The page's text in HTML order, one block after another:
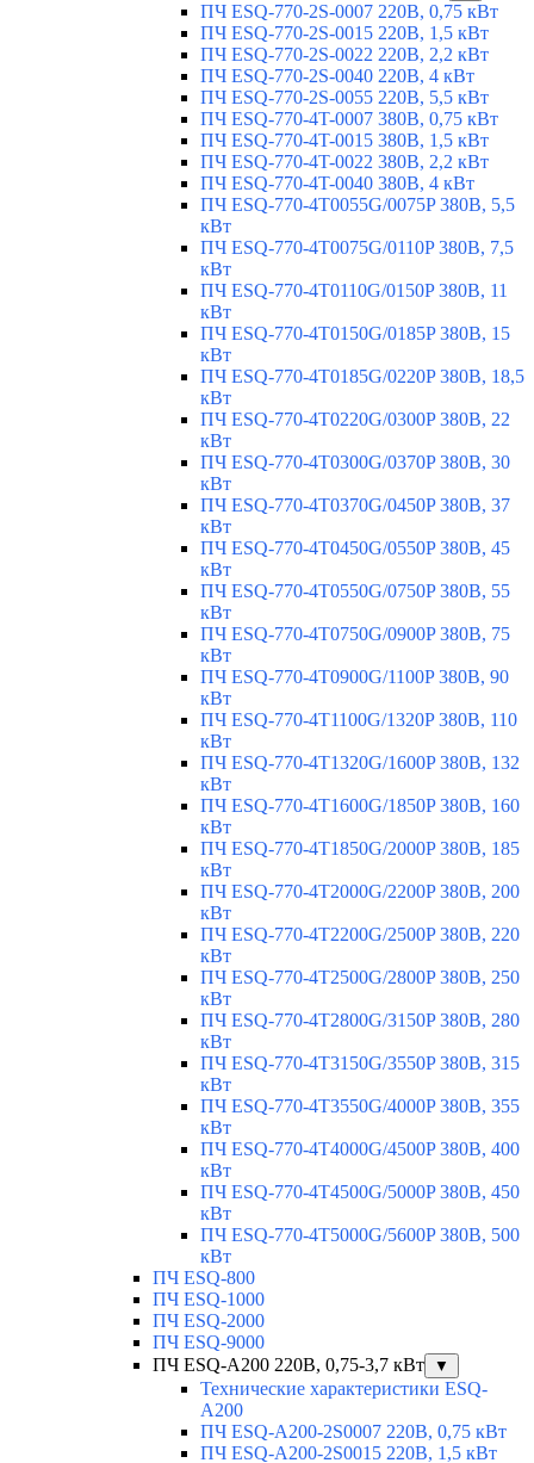
ПЧ ESQ-770-2S-0007 220В, 0,75 кВт
ПЧ ESQ-770-2S-0015 220В, 1,5 кВт
ПЧ ESQ-770-2S-0022 220В, 2,2 кВт
ПЧ ESQ-770-2S-0040 220В, 4 кВт
ПЧ ESQ-770-2S-0055 220В, 5,5 кВт
ПЧ ESQ-770-4T-0007 380В, 0,75 кВт
ПЧ ESQ-770-4T-0015 380В, 1,5 кВт
ПЧ ESQ-770-4T-0022 380В, 2,2 кВт
ПЧ ESQ-770-4T-0040 380В, 4 кВт
ПЧ ESQ-770-4T0055G/0075P 380В, 5,5
кВт
ПЧ ESQ-770-4T0075G/0110P 380В, 7,5
кВт
ПЧ ESQ-770-4T0110G/0150P 380В, 11
кВт
ПЧ ESQ-770-4T0150G/0185P 380В, 15
кВт
ПЧ ESQ-770-4T0185G/0220P 380В, 18,5
кВт
ПЧ ESQ-770-4T0220G/0300P 380В, 22
кВт
ПЧ ESQ-770-4T0300G/0370P 380В, 30
кВт
ПЧ ESQ-770-4T0370G/0450P 380В, 37
кВт
ПЧ ESQ-770-4T0450G/0550P 380В, 45
кВт
ПЧ ESQ-770-4T0550G/0750P 380В, 55
кВт
ПЧ ESQ-770-4T0750G/0900P 380В, 75
кВт
ПЧ ESQ-770-4T0900G/1100P 380В, 90
кВт
ПЧ ESQ-770-4T1100G/1320P 380В, 110
кВт
ПЧ ESQ-770-4T1320G/1600P 380В, 132
кВт
ПЧ ESQ-770-4T1600G/1850P 380В, 160
кВт
ПЧ ESQ-770-4T1850G/2000P 380В, 185
кВт
ПЧ ESQ-770-4T2000G/2200P 380В, 200
кВт
ПЧ ESQ-770-4T2200G/2500P 380В, 220
кВт
ПЧ ESQ-770-4T2500G/2800P 380В, 250
кВт
ПЧ ESQ-770-4T2800G/3150P 380В, 280
кВт
ПЧ ESQ-770-4T3150G/3550P 380В, 315
кВт
ПЧ ESQ-770-4T3550G/4000P 380В, 355
кВт
ПЧ ESQ-770-4T4000G/4500P 380В, 400
кВт
ПЧ ESQ-770-4T4500G/5000P 380В, 450
кВт
ПЧ ESQ-770-4T5000G/5600P 380В, 500
кВт
ПЧ ESQ-800
ПЧ ESQ-1000
ПЧ ESQ-2000
ПЧ ESQ-9000
ПЧ ESQ-A200 220В, 0,75-3,7 кВт
▼
Технические характеристики ESQ-
A200
ПЧ ESQ-A200-2S0007 220В, 0,75 кВт
ПЧ ESQ-A200-2S0015 220В, 1,5 кВт